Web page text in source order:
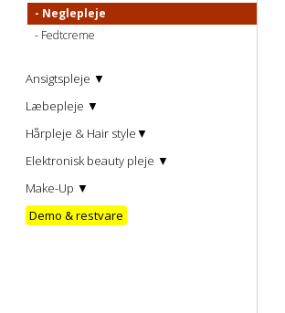
Neglepleje
Fedtcreme
Ansigtspleje ▼
Læbepleje ▼
Hårpleje & Hair style▼
Elektronisk beauty pleje ▼
Make-Up ▼
Demo & restvare